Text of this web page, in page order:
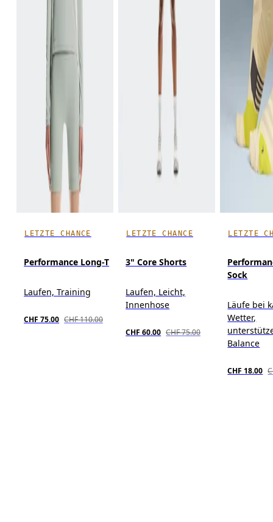
LETZTE CHANCE
Performance Long-T
Laufen, Training
CHF 75.00 CHF 110.00
LETZTE CHANCE
3" Core Shorts
Laufen, Leicht,
Innenhose
CHF 60.00 CHF 75.00
LETZTE
Sock
Läufe bei
Wetter,
Balance
CHF 18.00